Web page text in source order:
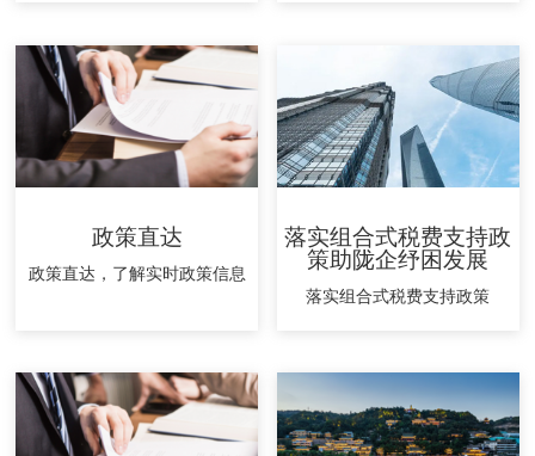
政策直达
政策直达，了解实时政策信息
落实组合式税费支持政
策助陇企纾困发展
落实组合式税费支持政策